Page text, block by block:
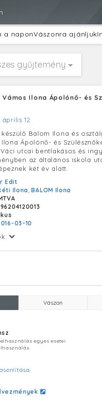
a naponVászonra ajánljuk
gyűjtemény
Vámos Ilona Ápolónő- és
április 12.
készülő Balom Ilona és
Ápolónő- és
utcai bentlakásos és
az általános iskola
két év alatt.
Edit
Ilona,BALOM Ilona
03-10
Vászon
egyes esetei